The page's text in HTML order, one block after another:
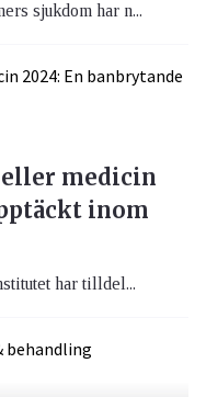
sjukdom har n...
medicin
inom
har tilldel...